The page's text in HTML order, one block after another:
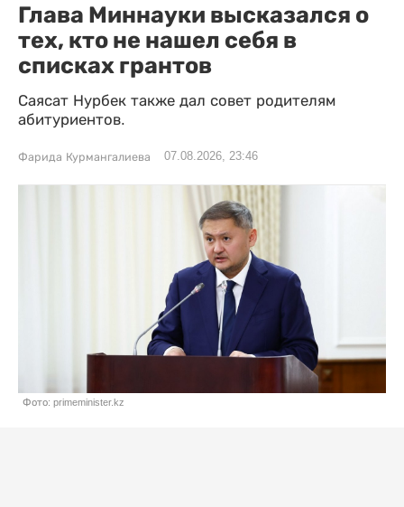
Глава Миннауки высказался о
тех, кто не нашел себя в
списках грантов
Саясат Нурбек также дал совет родителям
абитуриентов.
Фарида Курмангалиева 07.08.2026, 23:46
Фото: primeminister.kz